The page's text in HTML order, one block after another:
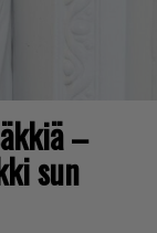
–
sun